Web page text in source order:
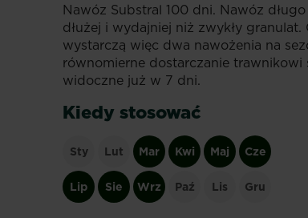
Nawóz Substral 100 dni. Nawóz
dłużej i wydajniej niż zwykły
wystarczą więc dwa nawożenia na
równomierne dostarczanie
widoczne już w 7 dni.
Kiedy stosować
Sty Lut Mar Kwi Maj Cze
Lip Sie Wrz Paź Lis Gru